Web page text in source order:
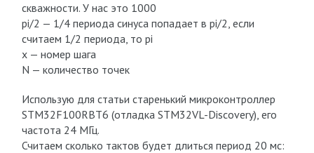
скважности. У нас это 1000
pi/2 — 1/4 периода синуса попадает в pi/2, если
считаем 1/2 периода, то pi
x — номер шага
N — количество точек
Использую для статьи старенький микроконтроллер
STM32F100RBT6 (отладка STM32VL-Discovery), его
частота 24 МГц.
Считаем сколько тактов будет длиться период 20 мс: